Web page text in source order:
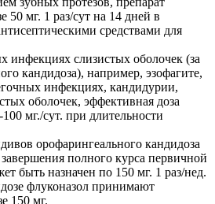
50 мг. 1 раз/сут на 14 дней в
средствами для
инфекциях слизистых оболочек (за
кандидоза), например, эзофагите,
инфекциях, кандидурии,
оболочек, эффективная доза
мг./сут. при длительности
орофарингеального кандидоза
полного курса первичной
быть назначен по 150 мг. 1 раз/нед.
флуконазол принимают
150 мг.